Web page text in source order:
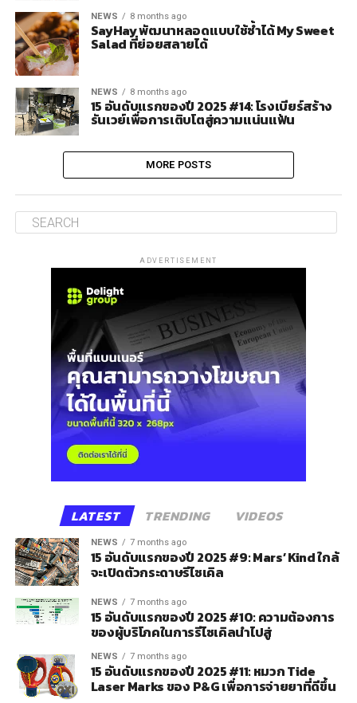
NEWS 8 months ago
SayHay พัฒนาหลอดแบบใช้ซ้ำได้ My Sweet
Salad ที่ย่อยสลายได้
NEWS 8 months ago
15 อันดับแรกของปี 2025 #14: โรงเบียร์สร้าง
รันเวย์เพื่อการเติบโตสู่ความแน่นแฟ้น
MORE POSTS
ADVERTISEMENT
LATEST TRENDING VIDEOS
NEWS 7 months ago
15 อันดับแรกของปี 2025 #9: Mars’ Kind ใกล้
จะเปิดตัวกระดาษรีไซเคิล
NEWS 7 months ago
15 อันดับแรกของปี 2025 #10: ความต้องการ
ของผู้บริโภคในการรีไซเคิลนำไปสู่
NEWS 7 months ago
15 อันดับแรกของปี 2025 #11: หมวก Tide
Laser Marks ของ P&G เพื่อการจ่ายยาที่ดีขึ้น